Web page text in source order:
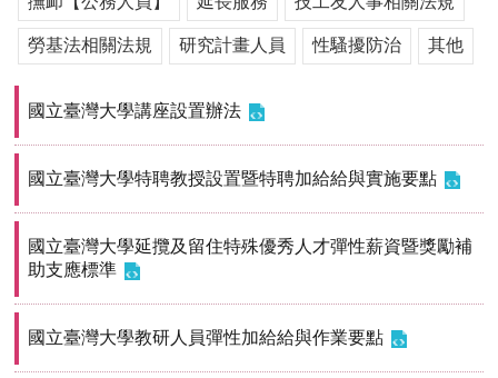
網
站
大
myNTU
English
勞基法相關法規 研究計畫人員 性騷擾防治 其他
國立臺灣大學講座設置辦法
國立臺灣大學特聘教授設置暨特聘加給給與實施要點
國立臺灣大學延攬及留住特殊優秀人才彈性薪資暨獎勵補
助支應標準
國立臺灣大學教研人員彈性加給給與作業要點